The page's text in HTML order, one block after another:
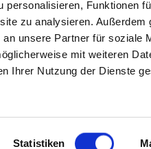
Funktionen
zu analysieren. Außerdem
unsere Partner für soziale
mit weiteren
Ihrer Nutzung der Dienste
Statistiken
+49 69 2577-1700
+49 69 2577-1750
info@krfrm.de